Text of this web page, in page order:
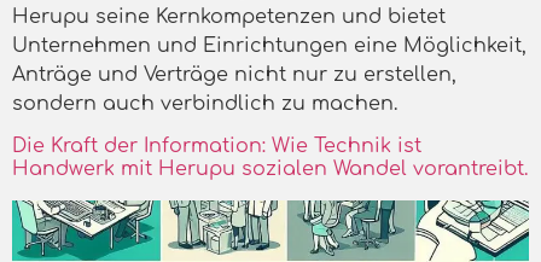
Herupu seine Kernkompetenzen und bietet
Unternehmen und Einrichtungen eine Möglichkeit,
Anträge und Verträge nicht nur zu erstellen,
sondern auch verbindlich zu machen.
Die Kraft der Information: Wie Technik ist
Handwerk mit Herupu sozialen Wandel vorantreibt.